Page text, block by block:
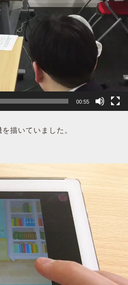
00:55
描いていました。